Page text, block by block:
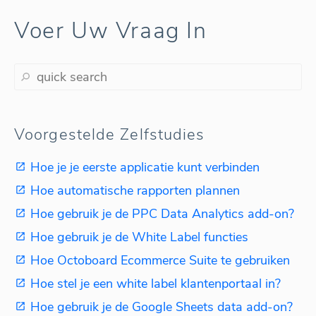
Voer Uw Vraag In
Voorgestelde Zelfstudies
Hoe je je eerste applicatie kunt verbinden
Hoe automatische rapporten plannen
Hoe gebruik je de PPC Data Analytics add-on?
Hoe gebruik je de White Label functies
Hoe Octoboard Ecommerce Suite te gebruiken
Hoe stel je een white label klantenportaal in?
Hoe gebruik je de Google Sheets data add-on?